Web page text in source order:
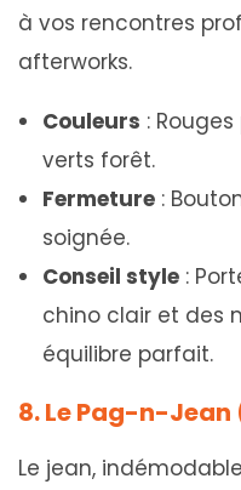
à vos rencontres
afterworks.
Couleurs :
verts forêt.
Fermeture :
soignée.
Conseil style :
chino clair et des
équilibre parfait.
8. Le Pag-n-Jean
Le jean,